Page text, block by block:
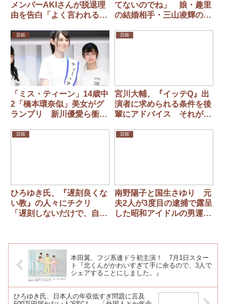
メンバーAKIさんが脱退理
由を告白「よく言われるん
てないのでね」 娘・趣里
の結婚相手・三山凌輝のス
怒りか
芸能
「ミス・ティーン」14歳中
2「橋本環奈似」美女がグ
ランプリ 新川優愛ら衝撃
るような瞳と肌」
芸能
宮川大輔、『イッテQ』出
演者に求められる条件を後
輩にアドバイス それがで
Q！を去った…
芸能
ひろゆき氏、『遅刻良くな
い教』の人々にチクリ
「遅刻しないだけで、自分
芸能
南野陽子と国生さゆり 元
夫2人が3度目の逮捕で露呈
した昭和アイドルの男運
本田翼、フジ系連ドラ初主演！ 7月1日スター
ト『北くんがかわいすぎて手に余るので、3人で
シェアすることにしました。』
ひろゆき氏、日本人の年収低すぎ問題に言及